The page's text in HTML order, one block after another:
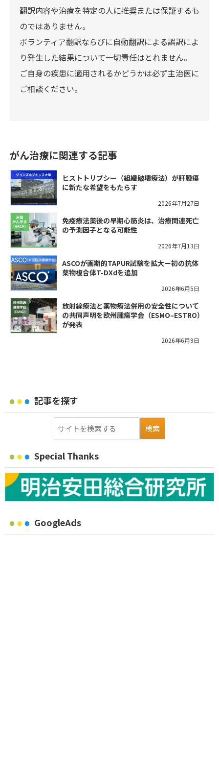
翻訳内容や治療を特定の人に推奨または保証するも
のではありません。
ボランティア翻訳ならびに自動翻訳による誤訳によ
り発生した結果について一切責任はとれません。
ご自身の疾患に適用されるかどうかは必ず主治医に
ご相談ください。
がん治療に関連する記事
ヒストトリプシー（組織破壊療法）が肝腫瘍
に新たな希望をもたらす
2026年7月27日
免疫療法薬後の早期心筋炎は、治療関連死亡
の予測因子となる可能性
2026年7月13日
ASCOが画期的TAPUR試験を拡大ー初の抗体
薬物複合体T-DXdを追加
2026年6月5日
放射線療法と薬物療法併用の安全性について
の共同声明を欧州腫瘍学会（ESMO–ESTRO）
が発表
2026年6月9日
記事を探す
Special Thanks
GoogleAds